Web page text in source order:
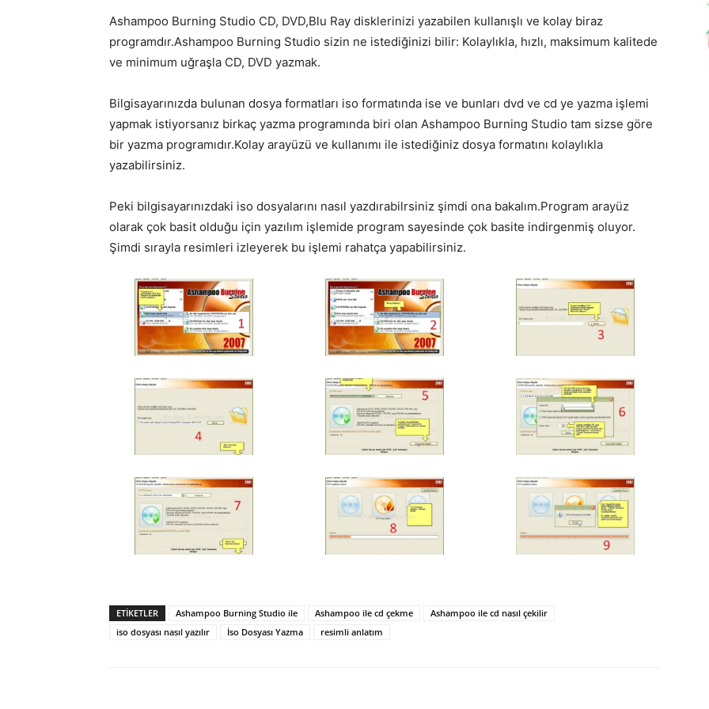
Ashampoo Burning Studio CD, DVD,Blu Ray disklerinizi yazabilen kullanışlı ve kolay biraz
programdır.Ashampoo Burning Studio sizin ne istediğinizi bilir: Kolaylıkla, hızlı, maksimum kalitede
ve minimum uğraşla CD, DVD yazmak.
Bilgisayarınızda bulunan dosya formatları iso formatında ise ve bunları dvd ve cd ye yazma işlemi
yapmak istiyorsanız birkaç yazma programında biri olan Ashampoo Burning Studio tam sizse göre
bir yazma programıdır.Kolay arayüzü ve kullanımı ile istediğiniz dosya formatını kolaylıkla
yazabilirsiniz.
Peki bilgisayarınızdaki iso dosyalarını nasıl yazdırabilrsiniz şimdi ona bakalım.Program arayüz
olarak çok basit olduğu için yazılım işlemide program sayesinde çok basite indirgenmiş oluyor.
Şimdi sırayla resimleri izleyerek bu işlemi rahatça yapabilirsiniz.
ETIKETLER Ashampoo Burning Studio ile Ashampoo ile cd çekme
Ashampoo ile cd nasıl çekilir
iso dosyası nasıl yazılır
İso Dosyası Yazma resimli anlatım